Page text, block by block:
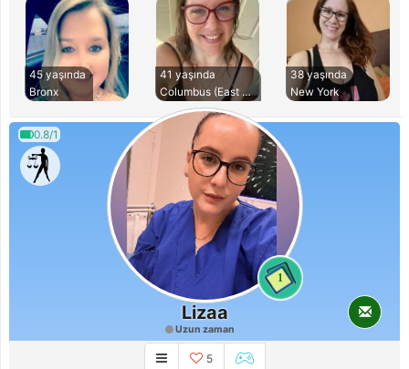
45 yaşında
Bronx
41 yaşında
Columbus (East Col
38 yaşında
New York
0.8/1
1
Lizaa
Uzun zaman
5